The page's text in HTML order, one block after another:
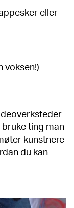
eller
voksen!)
ting man
kunstnere
du kan